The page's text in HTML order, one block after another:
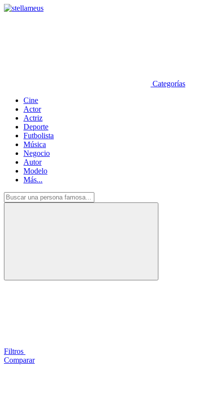
Categorías
Cine
Actor
Actriz
Deporte
Futbolista
Música
Negocio
Autor
Modelo
Más...
Filtros
Comparar